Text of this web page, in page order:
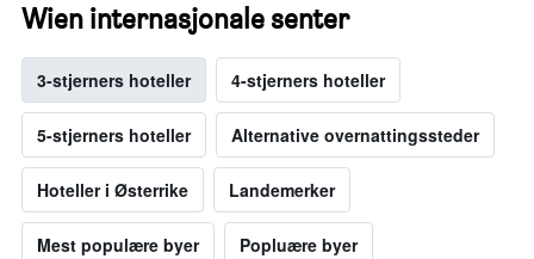
Wien internasjonale senter
3-stjerners hoteller 4-stjerners hoteller
5-stjerners hoteller Alternative overnattingssteder
Hoteller i Østerrike Landemerker
Mest populære byer Popluære byer